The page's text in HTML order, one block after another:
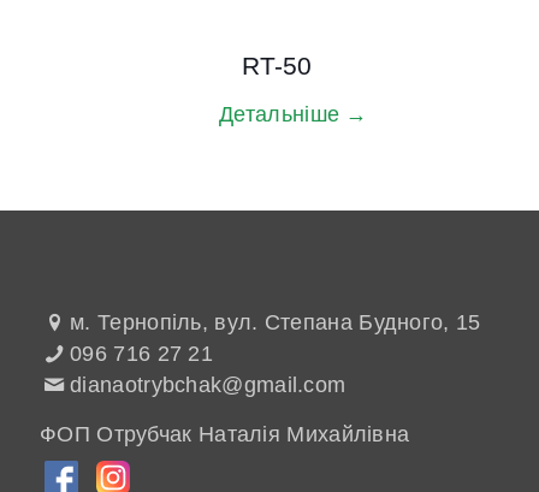
RT-50
Детальніше →
м. Тернопіль, вул. Степана Будного, 15
096 716 27 21
dianaotrybchak@gmail.com
ФОП Отрубчак Наталія Михайлівна